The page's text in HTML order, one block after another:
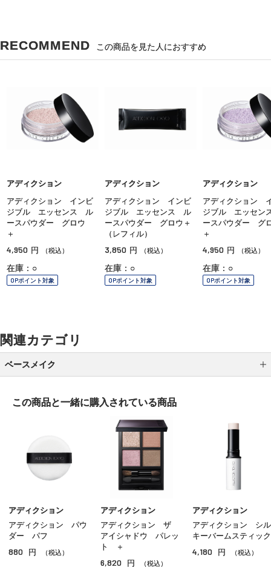
RECOMMEND この商品を見た人におすすめ
アディクション
アディクション インビ
ジブル エッセンス ル
ースパウダー グロウ
＋
4,950 円 （税込）
在庫：○
OPポイント対象
アディクション
アディクション インビ
ジブル エッセンス ル
ースパウダー グロウ＋
（レフィル）
3,850 円 （税込）
在庫：○
OPポイント対象
アディクション
アディクション
ジブル エッセン
ースパウダー
＋
4,950 円 （税込）
在庫：○
OPポイント対象
関連カテゴリ
ベースメイク
クリームファンデーション
リキッドファンデーション
パウダー
ＢＢ／ＣＣクリーム
コンシーラー
この商品と一緒に購入されている商品
アディクション
アディクション パウ
ダー パフ
880 円 （税込）
アディクション
アディクション ザ
アイシャドウ パレッ
ト ＋
6,820 円 （税込）
アディクション
アディクション シル
キーバームスティック
4,180 円 （税込）